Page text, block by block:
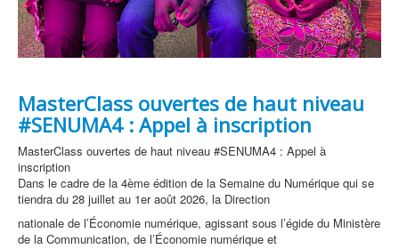
MasterClass ouvertes de haut niveau
#SENUMA4 : Appel à inscription
MasterClass ouvertes de haut niveau #SENUMA4 : Appel à
inscription
Dans le cadre de la 4ème édition de la Semaine du Numérique qui se
tiendra du 28 juillet au 1er août 2026, la Direction
nationale de l’Économie numérique, agissant sous l’égide du Ministère
de la Communication, de l’Économie numérique et